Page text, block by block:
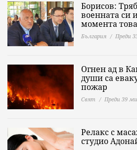
Борисов:
военната си
момента
България Преди
Огнен ад в
души са
пожар
Свят Преди 39
Релакс с
студио